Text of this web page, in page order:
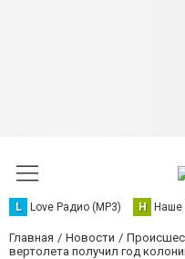
L Love Радио (MP3) Н Наше
Главная Новости
вертолета получил год